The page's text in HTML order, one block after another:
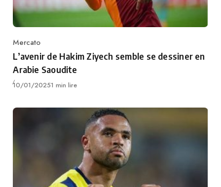
Category
Mercato
L’avenir de Hakim Ziyech semble se dessiner en
Arabie Saoudite
Publié
10/01/20251 min lire